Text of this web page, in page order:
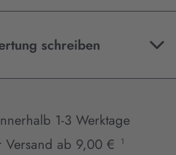
schreiben
1-3 Werktage
Versand ab 9,00 €
1